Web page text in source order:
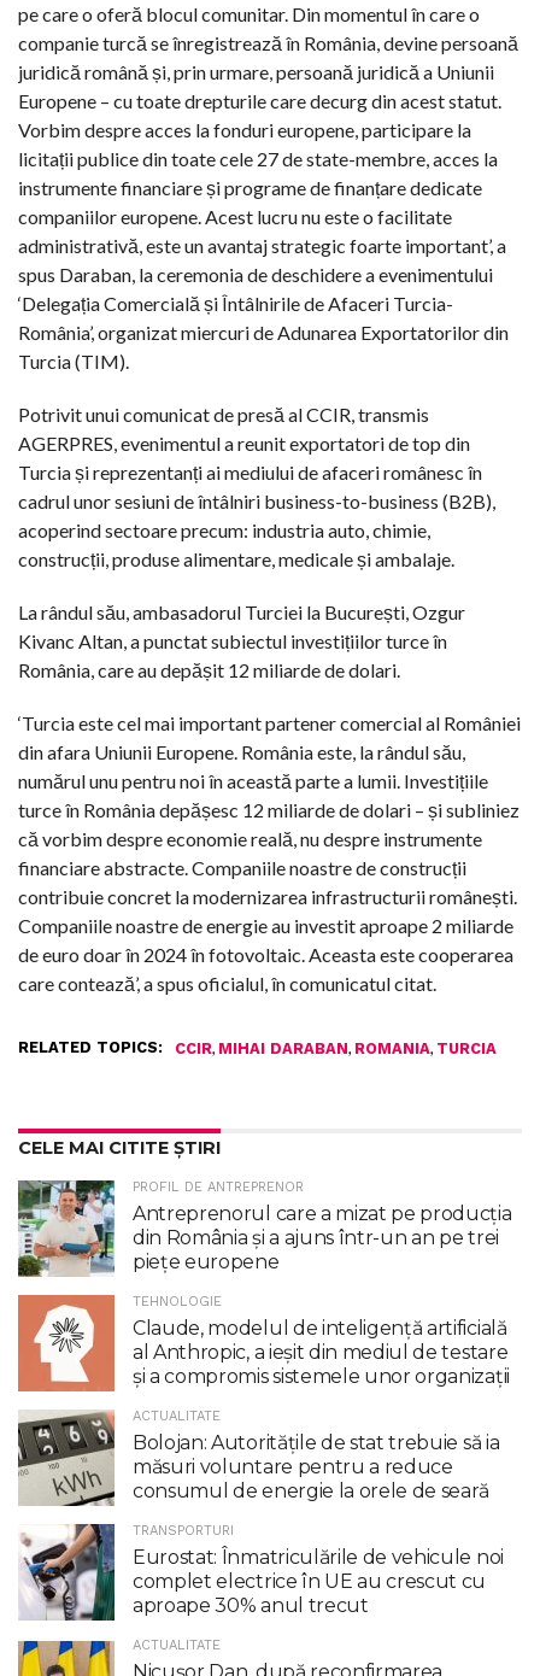
pe care o oferă blocul comunitar. Din momentul în care o
companie turcă se înregistrează în România, devine persoană
juridică română și, prin urmare, persoană juridică a Uniunii
Europene – cu toate drepturile care decurg din acest statut.
Vorbim despre acces la fonduri europene, participare la
licitații publice din toate cele 27 de state-membre, acces la
instrumente financiare și programe de finanțare dedicate
companiilor europene. Acest lucru nu este o facilitate
administrativă, este un avantaj strategic foarte important’, a
spus Daraban, la ceremonia de deschidere a evenimentului
‘Delegația Comercială și Întâlnirile de Afaceri Turcia-
România’, organizat miercuri de Adunarea Exportatorilor din
Turcia (TIM).
Potrivit unui comunicat de presă al CCIR, transmis
AGERPRES, evenimentul a reunit exportatori de top din
Turcia și reprezentanți ai mediului de afaceri românesc în
cadrul unor sesiuni de întâlniri business-to-business (B2B),
acoperind sectoare precum: industria auto, chimie,
construcții, produse alimentare, medicale și ambalaje.
La rândul său, ambasadorul Turciei la București, Ozgur
Kivanc Altan, a punctat subiectul investițiilor turce în
România, care au depășit 12 miliarde de dolari.
‘Turcia este cel mai important partener comercial al României
din afara Uniunii Europene. România este, la rândul său,
numărul unu pentru noi în această parte a lumii. Investițiile
turce în România depășesc 12 miliarde de dolari – și subliniez
că vorbim despre economie reală, nu despre instrumente
financiare abstracte. Companiile noastre de construcții
contribuie concret la modernizarea infrastructurii românești.
Companiile noastre de energie au investit aproape 2 miliarde
de euro doar în 2024 în fotovoltaic. Aceasta este cooperarea
care contează’, a spus oficialul, în comunicatul citat.
RELATED TOPICS: CCIR, MIHAI DARABAN, ROMANIA, TURCIA
CELE MAI CITITE ȘTIRI
PROFIL DE ANTREPRENOR
Antreprenorul care a mizat pe producția
din România și a ajuns într-un an pe trei
piețe europene
TEHNOLOGIE
Claude, modelul de inteligenţă artificială
al Anthropic, a ieşit din mediul de testare
şi a compromis sistemele unor organizaţii
ACTUALITATE
Bolojan: Autoritățile de stat trebuie să ia
măsuri voluntare pentru a reduce
consumul de energie la orele de seară
TRANSPORTURI
Eurostat: Înmatriculările de vehicule noi
complet electrice în UE au crescut cu
aproape 30% anul trecut
ACTUALITATE